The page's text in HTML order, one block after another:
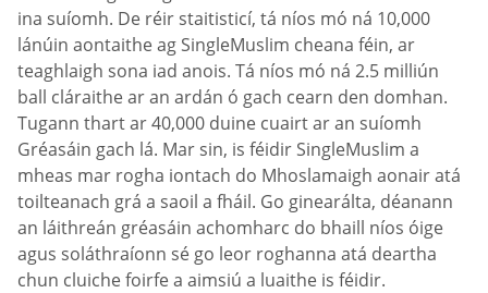
ina suíomh. De réir staitisticí, tá níos mó ná 10,000
lánúin aontaithe ag SingleMuslim cheana féin, ar
teaghlaigh sona iad anois. Tá níos mó ná 2.5 milliún
ball cláraithe ar an ardán ó gach cearn den domhan.
Tugann thart ar 40,000 duine cuairt ar an suíomh
Gréasáin gach lá. Mar sin, is féidir SingleMuslim a
mheas mar rogha iontach do Mhoslamaigh aonair atá
toilteanach grá a saoil a fháil. Go ginearálta, déanann
an láithreán gréasáin achomharc do bhaill níos óige
agus soláthraíonn sé go leor roghanna atá deartha
chun cluiche foirfe a aimsiú a luaithe is féidir.